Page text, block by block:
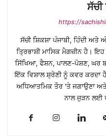
ਸੱਚੀ
https://
ਸੱਚੀ ਸ਼ਿਕਸ਼ਾ ਪੰਜਾਬੀ, ਹਿੰਦੀ ਅਤੇ
ਤ੍ਰਿਭਾਸ਼ੀ ਮਾਸਿਕ ਮੈਗਜ਼ੀਨ ਹੈ।
ਸਿੱਖਿਆ, ਫੈਸ਼ਨ, ਪਾਲਣ-ਪੋਸ਼ਣ, ਘਰ
ਇੱਕ ਵਿਸ਼ਾਲ ਸ਼੍ਰੇਣੀ ਨੂੰ ਕਵਰ ਕਰਦਾ
ਅਧਿਆਤਮਿਕ ਤੌਰ 'ਤੇ ਜਗਾਉਣਾ
ਨਾਲ ਜੁੜਨ ਲਈ